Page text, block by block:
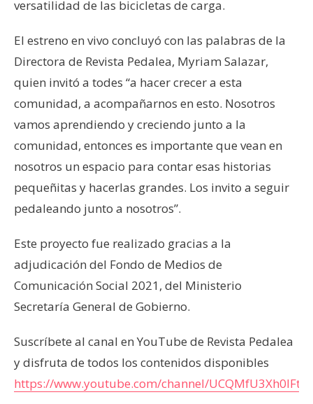
versatilidad de las bicicletas de carga.
El estreno en vivo concluyó con las palabras de la
Directora de Revista Pedalea, Myriam Salazar,
quien invitó a todes “a hacer crecer a esta
comunidad, a acompañarnos en esto. Nosotros
vamos aprendiendo y creciendo junto a la
comunidad, entonces es importante que vean en
nosotros un espacio para contar esas historias
pequeñitas y hacerlas grandes. Los invito a seguir
pedaleando junto a nosotros”.
Este proyecto fue realizado gracias a la
adjudicación del Fondo de Medios de
Comunicación Social 2021, del Ministerio
Secretaría General de Gobierno.
Suscríbete al canal en YouTube de Revista Pedalea
y disfruta de todos los contenidos disponibles
https://www.youtube.com/channel/